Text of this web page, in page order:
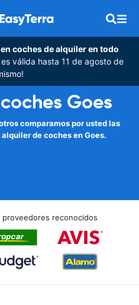
coches de alquiler en todo
válida hasta 11 de agosto de
Goes
comparamos por usted las
de coches en Goes.
reconocidos